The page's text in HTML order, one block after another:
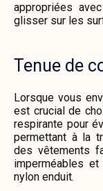
appropriées
glisser sur les
Tenue de
Lorsque vous
est crucial de
respirante pour
permettant à la
des vêtements
imperméables
nylon enduit.